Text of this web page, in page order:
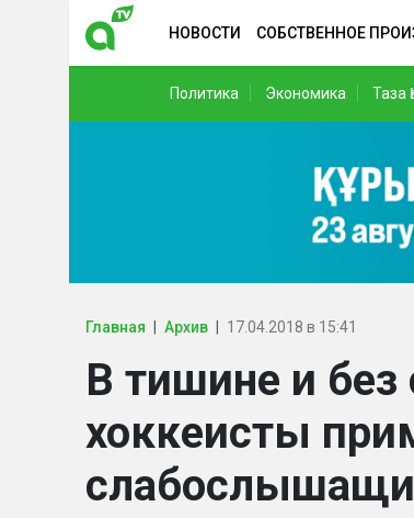
НОВОСТИ СОБСТВЕННОЕ
Политика Экономика Таза
Главная Архив 17.04.2018 в 15:41
В тишине и без
хоккеисты